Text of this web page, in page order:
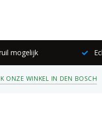
mogelijk
ONZE WINKEL IN DEN BOSCH